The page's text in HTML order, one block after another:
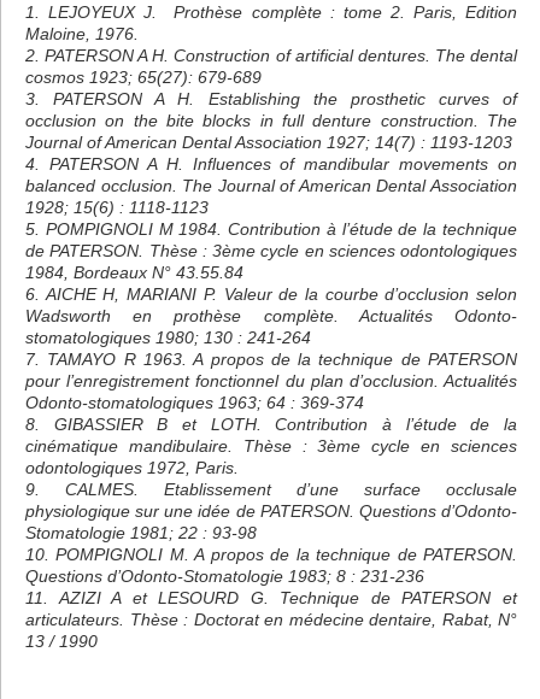
1. LEJOYEUX J. Prothèse complète : tome 2. Paris, Edition
Maloine, 1976.
2. PATERSON A H. Construction of artificial dentures. The dental
cosmos 1923; 65(27): 679-689
3. PATERSON A H. Establishing the prosthetic curves of
occlusion on the bite blocks in full denture construction. The
Journal of American Dental Association 1927; 14(7) : 1193-1203
4. PATERSON A H. Influences of mandibular movements on
balanced occlusion. The Journal of American Dental Association
1928; 15(6) : 1118-1123
5. POMPIGNOLI M 1984. Contribution à l’étude de la technique
de PATERSON. Thèse : 3ème cycle en sciences odontologiques
1984, Bordeaux N° 43.55.84
6. AICHE H, MARIANI P. Valeur de la courbe d’occlusion selon
Wadsworth en prothèse complète. Actualités Odonto-
stomatologiques 1980; 130 : 241-264
7. TAMAYO R 1963. A propos de la technique de PATERSON
pour l’enregistrement fonctionnel du plan d’occlusion. Actualités
Odonto-stomatologiques 1963; 64 : 369-374
8. GIBASSIER B et LOTH. Contribution à l’étude de la
cinématique mandibulaire. Thèse : 3ème cycle en sciences
odontologiques 1972, Paris.
9. CALMES. Etablissement d’une surface occlusale
physiologique sur une idée de PATERSON. Questions d’Odonto-
Stomatologie 1981; 22 : 93-98
10. POMPIGNOLI M. A propos de la technique de PATERSON.
Questions d’Odonto-Stomatologie 1983; 8 : 231-236
11. AZIZI A et LESOURD G. Technique de PATERSON et
articulateurs. Thèse : Doctorat en médecine dentaire, Rabat, N°
13 / 1990